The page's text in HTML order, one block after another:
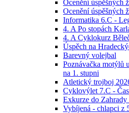
Ocenění úspěšných
Ocenění úspěšných
Informatika 6.C -
4. A Po stopách
4. A Cyklokurz
Úspěch na
Barevný volejbal
Poznávačka motýlů
na 1. stupni
Atletický trojboj
Cyklovýlet 7.C -
Exkurze do
Vybíjená - chlapci z